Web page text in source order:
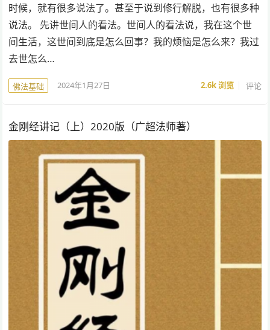
时候，就有很多说法了。甚至于说到修行解脱，也有很多种
说法。 先讲世间人的看法。世间人的看法说，我在这个世
间生活，这世间到底是怎么回事？我的烦恼是怎么来？我过
去世怎么…
佛法基础 2024年1月27日 2.6k浏览 评论
金刚经讲记（上）2020版（广超法师著）